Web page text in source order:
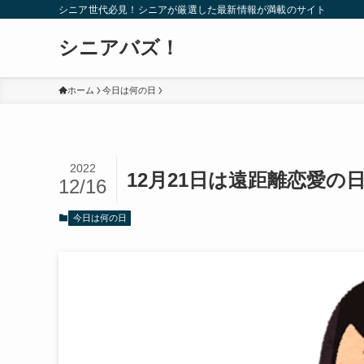
シニア世代必見！シニアが厳選した最新情報が満載のサイト
シニアバズ！
ホーム 今日は何の日
12月21日は遠距離恋愛の
2022
12/16
今日は何の日